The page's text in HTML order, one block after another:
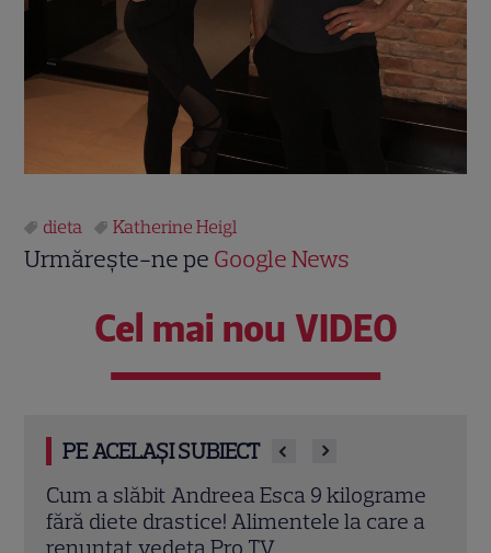
dieta Katherine Heigl
Urmărește-ne pe Google News
Cel mai nou VIDEO
PE ACELAȘI SUBIECT
Ioana Ginghină a dezvăluit trucul pe care
îl folosește în fiecare fotografie: „Nu mi-e
rușine să recunosc”